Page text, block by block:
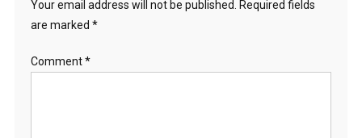
Your email address will not be published. Required fields
are marked *
Comment*